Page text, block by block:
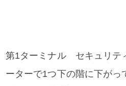
第1ターミナル セキュリテ
ーターで1つ下の階に下がっ